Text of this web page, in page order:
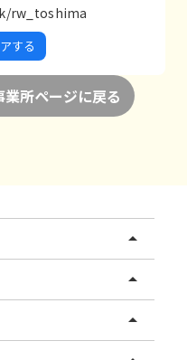
rw_toshima
する
業所ページに戻る
arrow_drop_up
arrow_drop_up
arrow_drop_up